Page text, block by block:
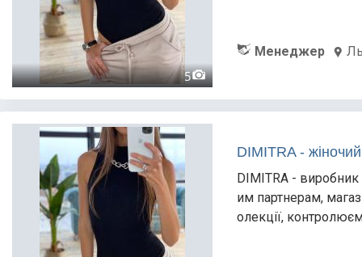
5
Менеджер
DIMITRA -
DIMITRA -
им партнерам,
олекції,